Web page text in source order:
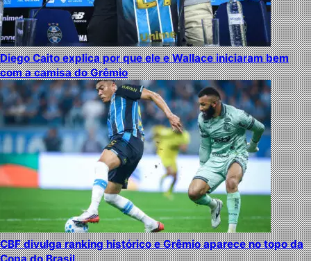
Diego Caito explica por que ele e Wallace iniciaram bem
com a camisa do Grêmio
CBF divulga ranking histórico e Grêmio aparece no topo da